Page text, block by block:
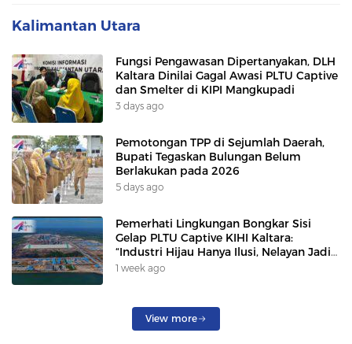
Kalimantan Utara
Fungsi Pengawasan Dipertanyakan, DLH
Kaltara Dinilai Gagal Awasi PLTU Captive
dan Smelter di KIPI Mangkupadi
3 days ago
Pemotongan TPP di Sejumlah Daerah,
Bupati Tegaskan Bulungan Belum
Berlakukan pada 2026
5 days ago
Pemerhati Lingkungan Bongkar Sisi
Gelap PLTU Captive KIHI Kaltara:
“Industri Hijau Hanya Ilusi, Nelayan Jadi
Korban”
1 week ago
View more